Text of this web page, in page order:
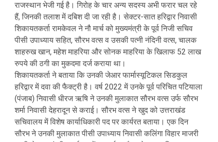
राजस्थान भेजी गई है। गिरोह के चार अन्य सदस्य अभी फरार चल रहे
हैं, जिनकी तलाश में दबिश दी जा रही है। सेक्टर-सात हरिद्वार निवासी
शिकायतकर्ता रामकेवल ने नौ मार्च को मुख्यमंत्री के पूर्व निजी सचिव
पीसी उपाध्याय सहित, सौरभ वत्स व उसकी पत्नी नंदिनी वत्स, चालक
शाहरुख खान, महेश माहरिया और सोनक माहरिया के खिलाफ 52 लाख
रुपये की ठगी का मुकदमा दर्ज कराया था।
शिकायतकर्ता ने बताया कि उनकी जेआर फार्मास्यूटिकल सिडकुल
हरिद्वार में दवा की फैक्ट्री है। वर्ष 2022 में उनके पूर्व परिचित पटियाला
(पंजाब) निवासी धीरज ऋषि ने उनकी मुलाकात सौरभ वत्स उर्फ सौरभ
शर्मा निवासी देहरादून से कराई। सौरभ वत्स ने खुद को उत्तराखंड
सचिवालय में विशेष कार्याधिकारी पद पर कार्यरत बताया। एक दिन
सौरभ ने उनकी मुलाकात पीसी उपाध्याय निवासी कलिंगा विहार माजरी